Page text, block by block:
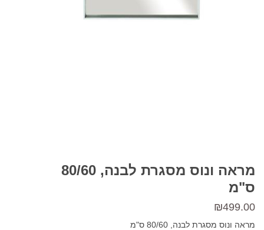
מראה ונוס מסגרת לבנה, 80/60
ס"מ
₪499.00
מראה ונוס מסגרת לבנה, 80/60 ס"מ